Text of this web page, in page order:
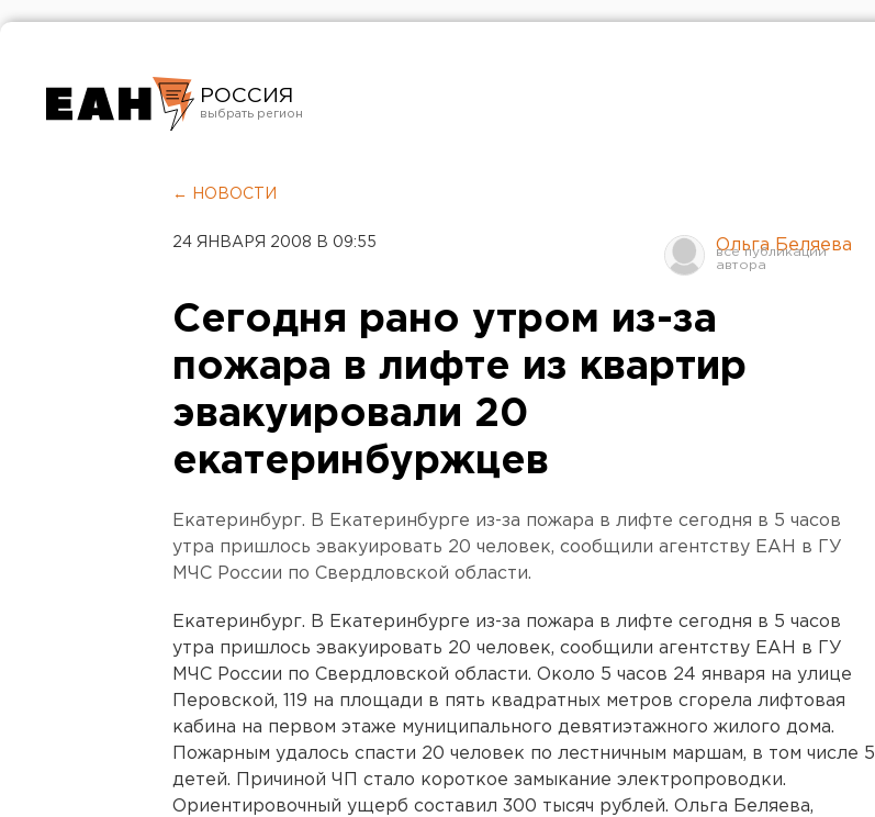
РОССИЯ
Челябинск
← НОВОСТИ
24 ЯНВАРЯ 2008 В 09:55 Ольга Беляева
Сегодня рано утром из-за
пожара в лифте из квартир
эвакуировали 20
екатеринбуржцев
Екатеринбург. В Екатеринбурге из-за пожара в лифте сегодня в 5 часов
утра пришлось эвакуировать 20 человек, сообщили агентству ЕАН в ГУ
МЧС России по Свердловской области.
Екатеринбург. В Екатеринбурге из-за пожара в лифте сегодня в 5 часов
утра пришлось эвакуировать 20 человек, сообщили агентству ЕАН в ГУ
МЧС России по Свердловской области. Около 5 часов 24 января на улице
Перовской, 119 на площади в пять квадратных метров сгорела лифтовая
кабина на первом этаже муниципального девятиэтажного жилого дома.
Пожарным удалось спасти 20 человек по лестничным маршам, в том числе 5
детей. Причиной ЧП стало короткое замыкание электропроводки.
Ориентировочный ущерб составил 300 тысяч рублей. Ольга Беляева,